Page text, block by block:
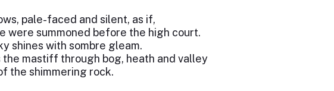
pale-faced and silent, as if,
were summoned before the high court.
shines with sombre gleam.
mastiff through bog, heath and valley
the shimmering rock.